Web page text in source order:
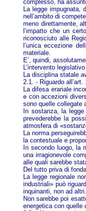
complesso, ha
La legge impugnata,
nell’ambito di
meno direttamente,
l’impatto che un
riconosciuto alle
l’unica eccezione
materiale.
E’, quindi,
L’intervento
La disciplina statale
2.1. - Riguardo
La difesa erariale
e con accezioni
sono quelle collegate
In sostanza, la
prevederebbe la
atmosfera di
La norma
la contestuale e
In secondo luogo, la
una irragionevole
alle quali sarebbe
Del tutto priva di
La legge regionale
industriali» può
inquinanti, non ad altri.
Non sarebbe poi
energetica con quelle